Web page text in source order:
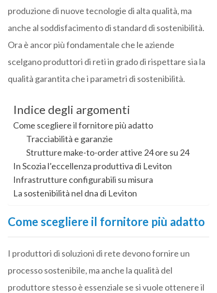
produzione di nuove tecnologie di alta qualità, ma
anche al soddisfacimento di standard di sostenibilità.
Ora è ancor più fondamentale che le aziende
scelgano produttori di reti in grado di rispettare sia la
qualità garantita che i parametri di sostenibilità.
Indice degli argomenti
Come scegliere il fornitore più adatto
Tracciabilità e garanzie
Strutture make-to-order attive 24 ore su 24
In Scozia l’eccellenza produttiva di Leviton
Infrastrutture configurabili su misura
La sostenibilità nel dna di Leviton
Come scegliere il fornitore più adatto
I produttori di soluzioni di rete devono fornire un
processo sostenibile, ma anche la qualità del
produttore stesso è essenziale se si vuole ottenere il